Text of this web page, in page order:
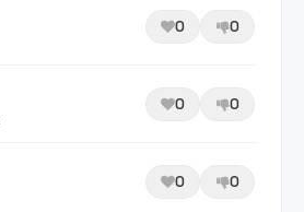
0 0
0 0
0 0